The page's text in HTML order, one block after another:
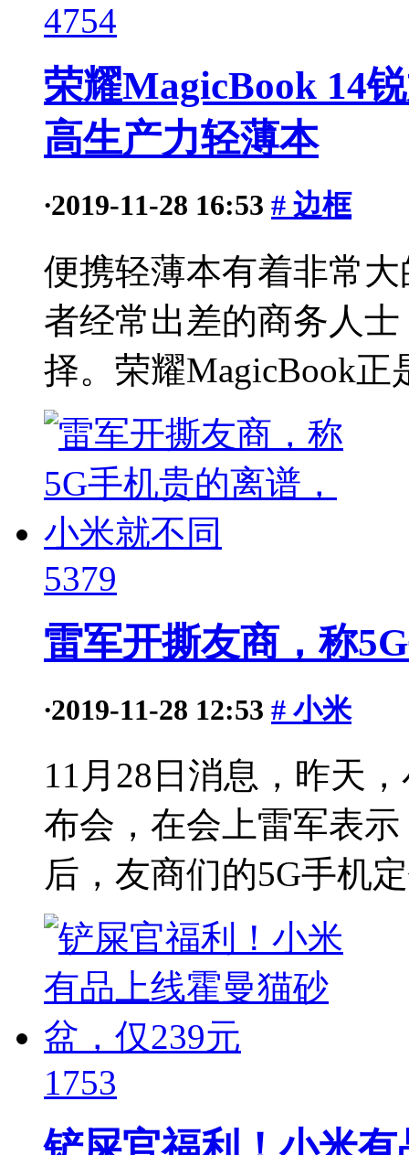
4754
荣耀MagicBook 14
高生产力轻薄本
·2019-11-28 16:53 # 边框
便携轻薄本有着非常
者经常出差的商务人
择。荣耀MagicBook正
5379
雷军开撕友商，称
·2019-11-28 12:53 # 小米
11月28日消息，昨天
布会，在会上雷军表
后，友商们的5G手机
1753